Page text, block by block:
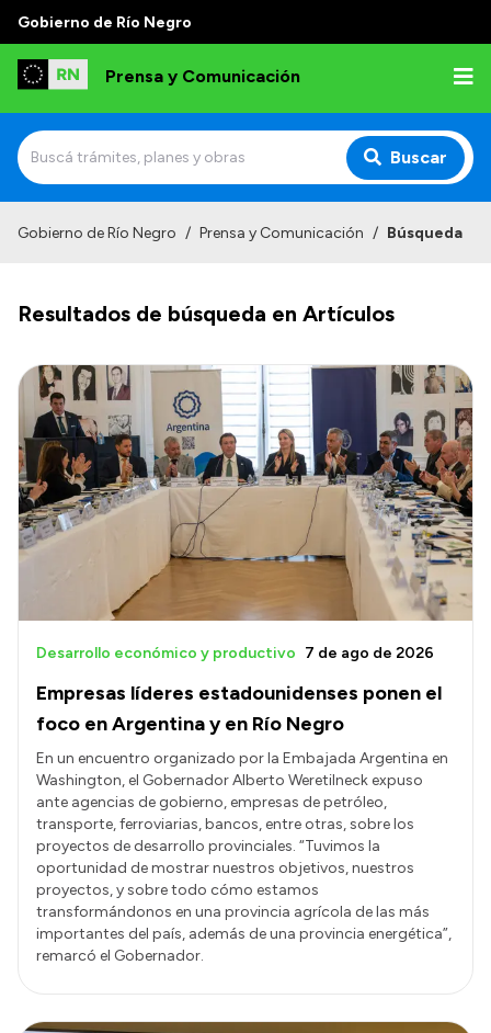
Gobierno de Río Negro
Prensa y Comunicación
Buscar
Autoridades
Referentes de prensa
Archivo de noticias
Transparencia
Presupuesto
Compras y licitaciones
Consulta de expedientes
Convocatorias
Intranet
Login
Gobierno de Río Negro / Prensa y Comunicación / Búsqueda
Resultados de búsqueda en Artículos
Empresas líderes estadounidenses ponen el
foco en Argentina y en Río Negro
Desarrollo económico y productivo 7 de ago de 2026
En un encuentro organizado por la Embajada Argentina en
Washington, el Gobernador Alberto Weretilneck expuso
ante agencias de gobierno, empresas de petróleo,
transporte, ferroviarias, bancos, entre otras, sobre los
proyectos de desarrollo provinciales. “Tuvimos la
oportunidad de mostrar nuestros objetivos, nuestros
proyectos, y sobre todo cómo estamos
transformándonos en una provincia agrícola de las más
importantes del país, además de una provincia energética”,
remarcó el Gobernador.